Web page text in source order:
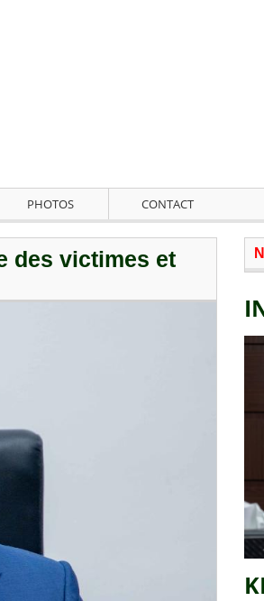
PHOTOS CONTACT
des victimes et